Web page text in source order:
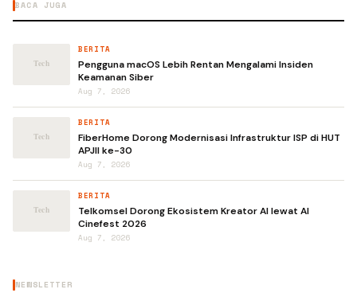
BACA JUGA
BERITA
Pengguna macOS Lebih Rentan Mengalami Insiden
Keamanan Siber
Aug 7, 2026
BERITA
FiberHome Dorong Modernisasi Infrastruktur ISP di HUT
APJII ke-30
Aug 7, 2026
BERITA
Telkomsel Dorong Ekosistem Kreator AI lewat AI
Cinefest 2026
Aug 7, 2026
NEWSLETTER